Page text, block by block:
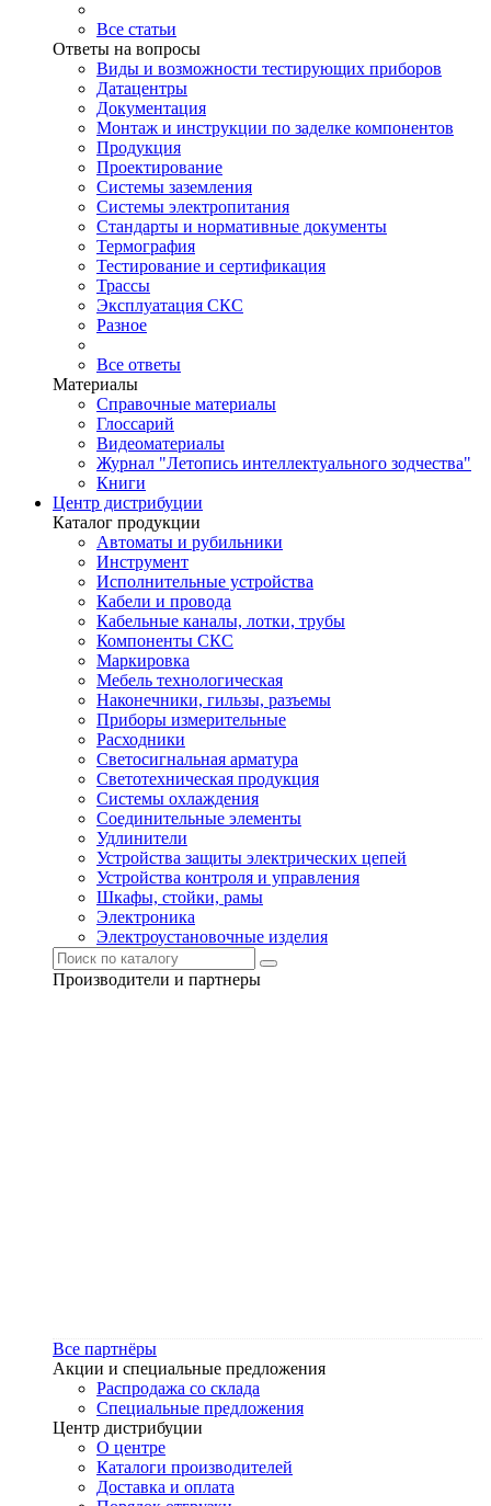
Все статьи
Ответы на вопросы
Виды и возможности тестирующих приборов
Датацентры
Документация
Монтаж и инструкции по заделке компонентов
Продукция
Проектирование
Системы заземления
Системы электропитания
Стандарты и нормативные документы
Термография
Тестирование и сертификация
Трассы
Эксплуатация СКС
Разное
Все ответы
Материалы
Справочные материалы
Глоссарий
Видеоматериалы
Журнал "Летопись интеллектуального зодчества"
Книги
Центр дистрибуции
Каталог продукции
Автоматы и рубильники
Инструмент
Исполнительные устройства
Кабели и провода
Кабельные каналы, лотки, трубы
Компоненты СКС
Маркировка
Мебель технологическая
Наконечники, гильзы, разъемы
Приборы измерительные
Расходники
Светосигнальная арматура
Светотехническая продукция
Системы охлаждения
Соединительные элементы
Удлинители
Устройства защиты электрических цепей
Устройства контроля и управления
Шкафы, стойки, рамы
Электроника
Электроустановочные изделия
Производители и партнеры
Все партнёры
Акции и специальные предложения
Распродажа со склада
Специальные предложения
Центр дистрибуции
О центре
Каталоги производителей
Доставка и оплата